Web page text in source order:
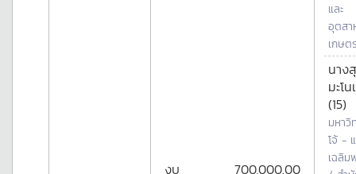
งบ
700,000.00
และ
อุตสา
เกษต
นาง
มะโ
(15)
มหาวิ
โจ้ -
เฉลิม